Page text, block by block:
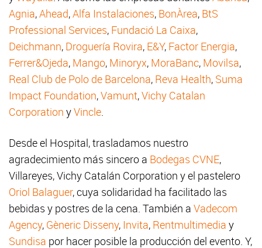
Agnia,Ahead,Alfa Instalaciones, BonÀrea, BtS
Professional Services, Fundació La Caixa,
Deichmann, Droguería Rovira, E&Y, Factor Energia,
Ferrer&Ojeda, Mango, Minoryx, MoraBanc, Movilsa,
Real Club de Polo de Barcelona, Reva Health, Suma
Impact Foundation,Vamunt,Vichy Catalan
Corporation yVincle.
Desde el Hospital, trasladamos nuestro
agradecimiento más sincero a Bodegas CVNE,
Villareyes, Vichy Catalán Corporation y el pastelero
Oriol Balaguer, cuya solidaridad ha facilitado las
bebidas y postres de la cena. También a Vadecom
Agency, Gèneric Disseny, Invita, Rentmultimedia y
Sundisa por hacer posible la producción del evento. Y,